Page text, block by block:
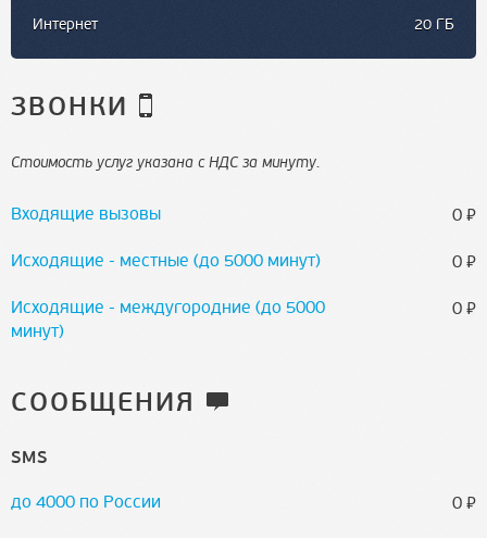
Интернет
20 ГБ
ЗВОНКИ
Стоимость услуг указана с НДС за минуту.
Входящие вызовы 0 ⃏
Исходящие - местные (до 5000 минут) 0 ⃏
Исходящие - междугородние (до 5000
минут)
0 ⃏
СООБЩЕНИЯ
SMS
до 4000 по России 0 ⃏